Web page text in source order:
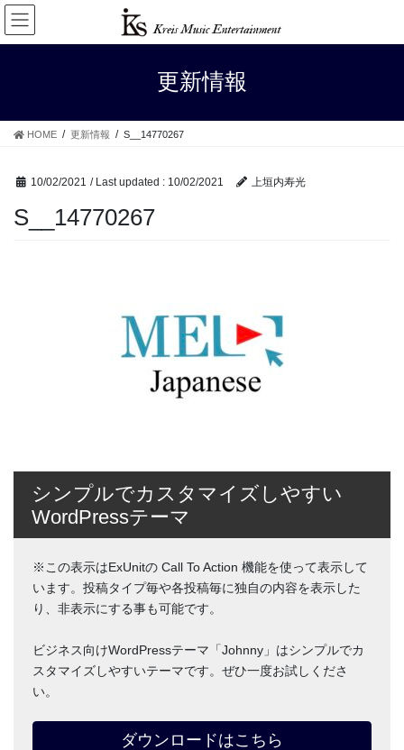
Skip
the
Skip
the
更新情報
HOME 更新情報 S__14770267
10/02/2021 / Last updated : 10/02/2021 上垣内寿光
S__14770267
シンプルでカスタマイズしやすい
WordPressテーマ
※この表示はExUnitの Call To Action 機能を使って表示して
います。投稿タイプ毎や各投稿毎に独自の内容を表示した
り、非表示にする事も可能です。
ビジネス向けWordPressテーマ「Johnny」はシンプルでカ
スタマイズしやすいテーマです。ぜひ一度お試しくださ
い。
ダウンロードはこちら